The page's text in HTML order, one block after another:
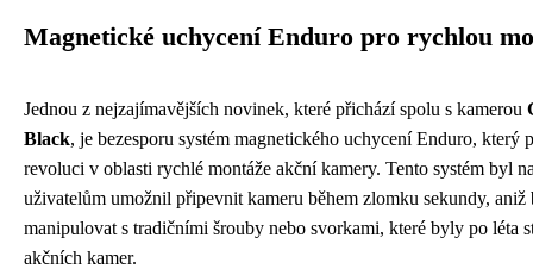
Magnetické uchycení Enduro pro rychlou
Jednou z nejzajímavějších novinek, které přichází spolu s kamerou
Black, je bezesporu systém magnetického uchycení Enduro, který
revoluci v oblasti rychlé montáže akční kamery. Tento systém byl
uživatelům umožnil připevnit kameru během zlomku sekundy, aniž
manipulovat s tradičními šrouby nebo svorkami, které byly po léta
akčních kamer.